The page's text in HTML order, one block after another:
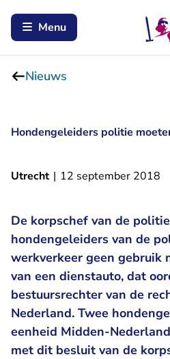
Menu
Nieuws
Hondengeleiders politie
Utrecht | 12 september 2018
De korpschef van de
hondengeleiders van de
werkverkeer geen gebruik
van een dienstauto, dat
bestuursrechter van de
Nederland. Twee
eenheid Midden-
met dit besluit van de